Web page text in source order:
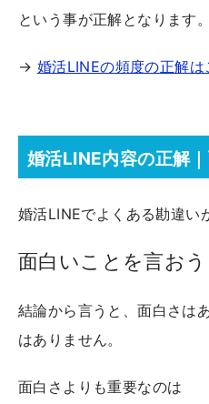
という事が正解となります。
→ 婚活LINEの頻度の正解は
婚活LINE内容の正解
婚活LINEでよくある勘違い
面白いことを言お
結論から言うと、面白さは
はありません。
面白さよりも重要なのは